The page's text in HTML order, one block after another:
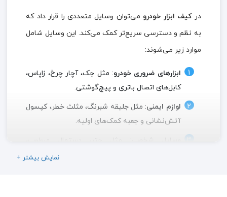
در کیف ابزار خودرو می‌توان وسایل متعددی را قرار داد که
به نظم و دسترسی سریع‌تر کمک می‌کند. این وسایل شامل
موارد زیر می‌شوند:
ابزارهای ضروری خودرو: مثل جک، آچار چرخ، زاپاس،
کابل‌های اتصال باتری و پیچ‌گوشتی.
لوازم ایمنی: مثل جلیقه شبرنگ، مثلث خطر، کپسول
آتش‌نشانی و جعبه کمک‌های اولیه.
دستکش، عینک آفتابی و نقشه‌های کاغذی.+ نمایش بیشتر